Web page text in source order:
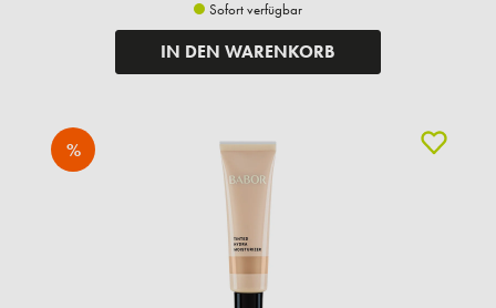
Sofort verfügbar
IN DEN WARENKORB
%